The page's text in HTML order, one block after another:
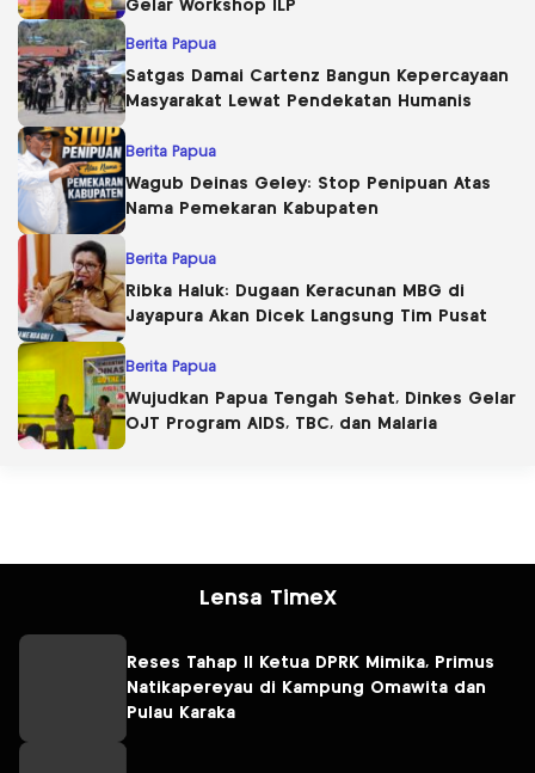
Gelar Workshop ILP
Berita Papua
Satgas Damai Cartenz Bangun Kepercayaan
Masyarakat Lewat Pendekatan Humanis
Berita Papua
Wagub Deinas Geley: Stop Penipuan Atas
Nama Pemekaran Kabupaten
Berita Papua
Ribka Haluk: Dugaan Keracunan MBG di
Jayapura Akan Dicek Langsung Tim Pusat
Berita Papua
Wujudkan Papua Tengah Sehat, Dinkes Gelar
OJT Program AIDS, TBC, dan Malaria
Lensa TimeX
Reses Tahap II Ketua DPRK Mimika, Primus
Natikapereyau di Kampung Omawita dan
Pulau Karaka